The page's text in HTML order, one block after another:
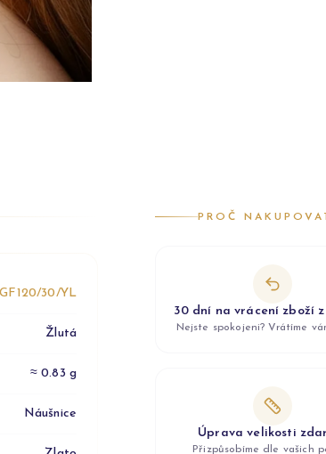
GF120/30/YL
Žlutá
≈ 0.83 g
Náušnice
PROČ
30 dní na vrácení zboží z
Nejste spokojeni? Vrátíme
Úprava velikosti
Přizpůsobíme dle vašich